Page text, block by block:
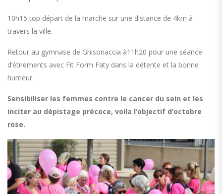
10h15 top départ de la marche sur une distance de 4km à
travers la ville.
Retour au gymnase de Ghisonaccia à11h20 pour une séance
d’étirements avec Fit Form Faty dans la détente et la bonne
humeur.
Sensibiliser les femmes contre le cancer du sein et les
inciter au dépistage précoce, voila l’objectif d’octobre
rose.